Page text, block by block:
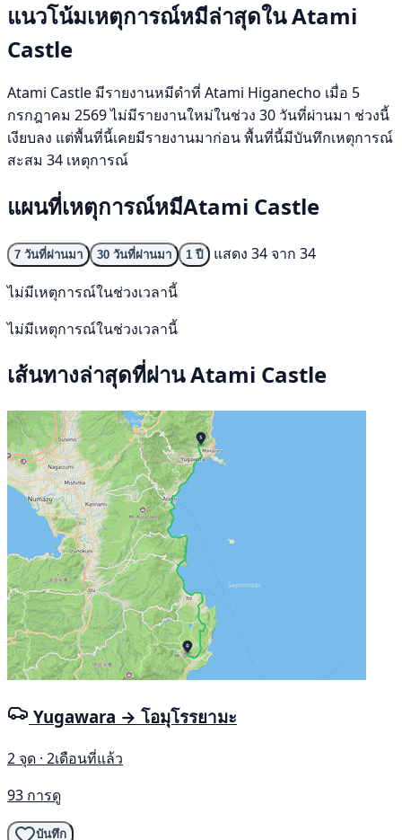
แนวโน้มเหตุการณ์หมีล่าสุดใน Atami
Castle
Atami Castle มีรายงานหมีดำที่ Atami Higanecho เมื่อ 5
กรกฎาคม 2569 ไม่มีรายงานใหม่ในช่วง 30 วันที่ผ่านมา ช่วงนี้
เงียบลง แต่พื้นที่นี้เคยมีรายงานมาก่อน พื้นที่นี้มีบันทึกเหตุการณ์
สะสม 34 เหตุการณ์
แผนที่เหตุการณ์หมีAtami Castle
7 วันที่ผ่านมา 30 วันที่ผ่านมา 1 ปี
แสดง 34 จาก 34
ไม่มีเหตุการณ์ในช่วงเวลานี้
ไม่มีเหตุการณ์ในช่วงเวลานี้
เส้นทางล่าสุดที่ผ่าน Atami Castle
Yugawara → โอมุโรรยามะ
2 จุด · 2เดือนที่แล้ว
93 การดู
บันทึก